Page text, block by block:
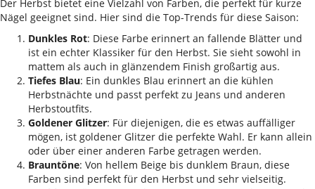
Der Herbst bietet eine Vielzahl von Farben, die perfekt für kurze
Nägel geeignet sind. Hier sind die Top-Trends für diese Saison:
Dunkles Rot: Diese Farbe erinnert an fallende Blätter und
ist ein echter Klassiker für den Herbst. Sie sieht sowohl in
mattem als auch in glänzendem Finish großartig aus.
Tiefes Blau: Ein dunkles Blau erinnert an die kühlen
Herbstnächte und passt perfekt zu Jeans und anderen
Herbstoutfits.
Goldener Glitzer: Für diejenigen, die es etwas auffälliger
mögen, ist goldener Glitzer die perfekte Wahl. Er kann allein
oder über einer anderen Farbe getragen werden.
Brauntöne: Von hellem Beige bis dunklem Braun, diese
Farben sind perfekt für den Herbst und sehr vielseitig.